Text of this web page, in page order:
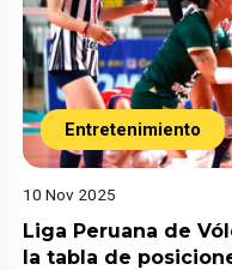
Entretenimiento
10 Nov 2025
Liga Peruana de
la tabla de